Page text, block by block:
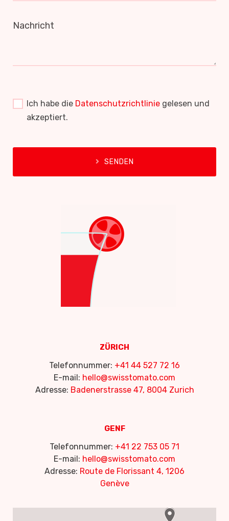
Nachricht
Ich habe die Datenschutzrichtlinie gelesen und
akzeptiert.
SENDEN
ZÜRICH
Telefonnummer: +41 44 527 72 16
E-mail: hello@swisstomato.com
Adresse: Badenerstrasse 47, 8004 Zurich
GENF
Telefonnummer: +41 22 753 05 71
E-mail: hello@swisstomato.com
Adresse: Route de Florissant 4, 1206
Genève